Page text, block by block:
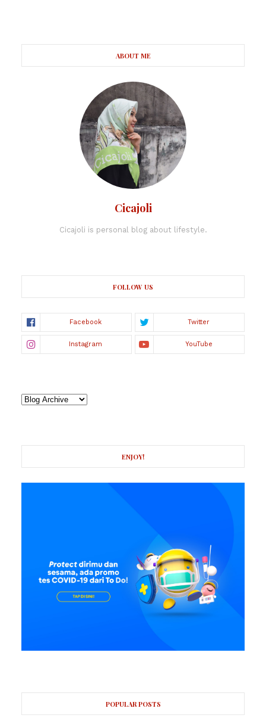
ABOUT ME
Cicajoli
Cicajoli is personal blog about lifestyle.
FOLLOW US
ENJOY!
POPULAR POSTS